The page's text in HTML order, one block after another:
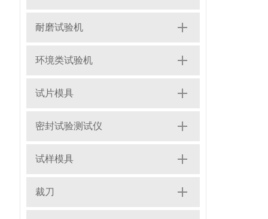
耐磨试验机
环境类试验机
试片模具
密封试验测试仪
试样模具
裁刀